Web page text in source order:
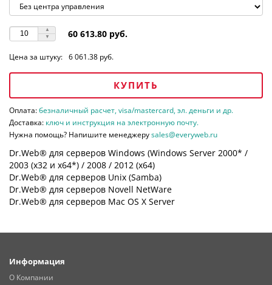
60 613.80 руб.
Цена за штуку: 6 061.38 руб.
КУПИТЬ
Оплата:безналичный расчет, visa/mastercard, эл. деньги и др.
Доставка: ключ и инструкция на электронную почту.
Нужна помощь? Напишите менеджеруsales@everyweb.ru
Dr.Web® для серверов Windows (Windows Server 2000* /
2003 (х32 и х64*) / 2008 / 2012 (х64)
Dr.Web® для серверов Unix (Samba)
Dr.Web® для серверов Novell NetWare
Dr.Web® для серверов Mac OS X Server
Информация
О Компании